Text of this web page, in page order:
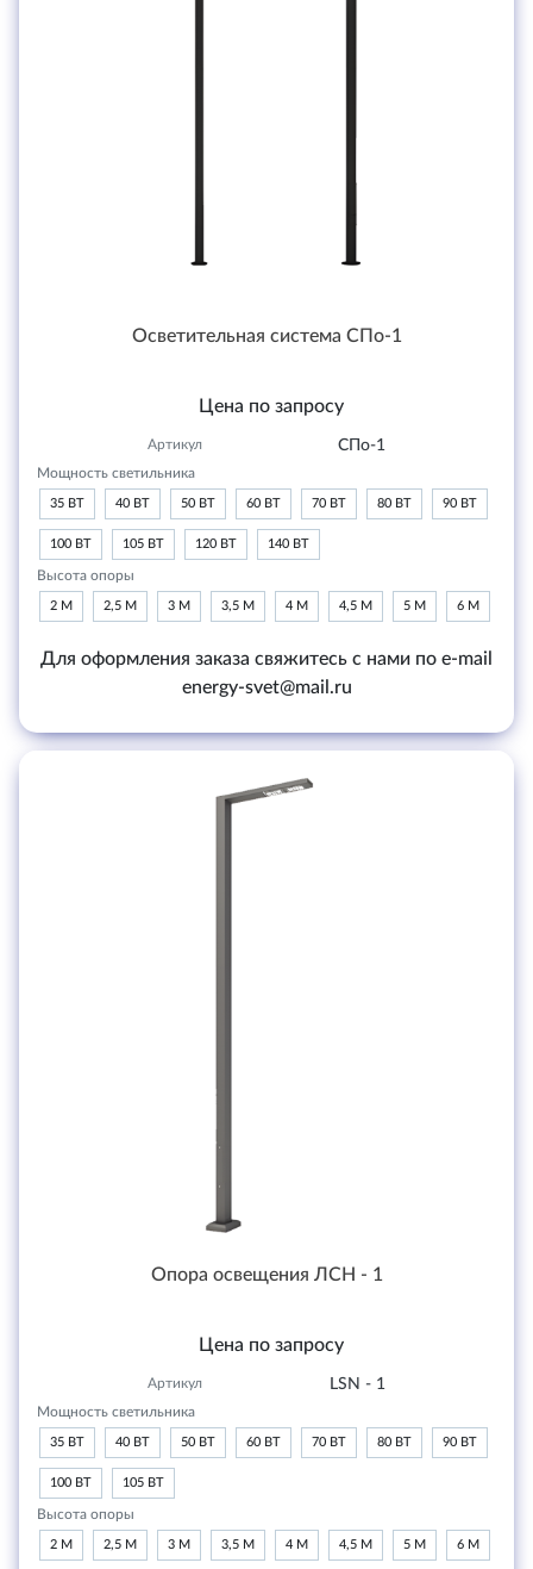
Осветительная система СПо-1
Цена по запросу
Артикул СПо-1
Мощность светильника
35 ВТ 40 ВТ 50 ВТ 60 ВТ 70 ВТ 80 ВТ 90 ВТ
100 ВТ 105 ВТ 120 ВТ 140 ВТ
Высота опоры
2 М 2,5 М 3 М 3,5 М 4 М 4,5 М 5 М 6 М
Для оформления заказа свяжитесь с нами по e-mail
energy-svet@mail.ru
Опора освещения ЛСН - 1
Цена по запросу
Артикул LSN - 1
Мощность светильника
35 ВТ 40 ВТ 50 ВТ 60 ВТ 70 ВТ 80 ВТ 90 ВТ
100 ВТ 105 ВТ
Высота опоры
2 М 2,5 М 3 М 3,5 М 4 М 4,5 М 5 М 6 М